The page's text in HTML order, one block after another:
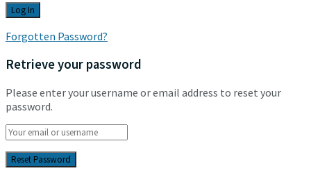
Forgotten Password?
Retrieve your password
Please enter your username or email address to reset your
password.